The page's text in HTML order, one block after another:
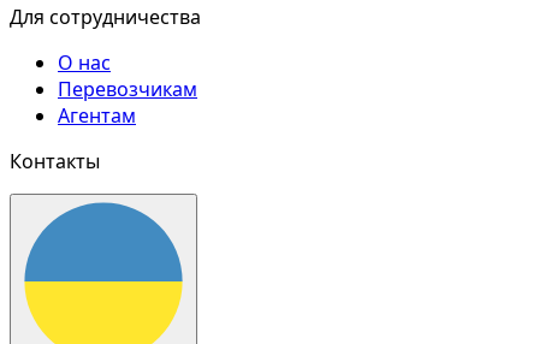
Для сотрудничества
О нас
Перевозчикам
Агентам
Контакты